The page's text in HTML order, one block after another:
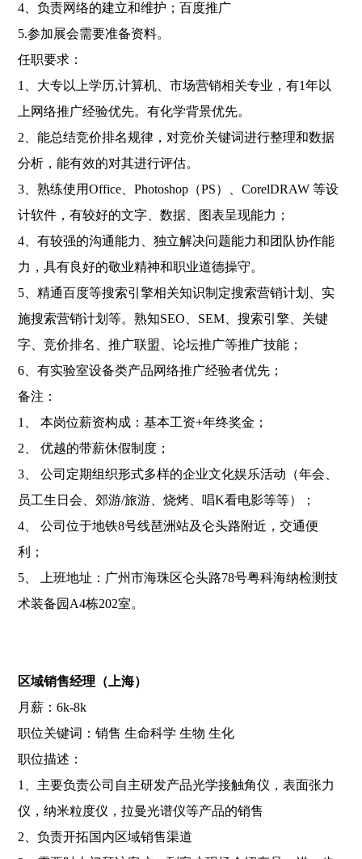
4、负责网络的建立和维护；百度推广
5.参加展会需要准备资料。
任职要求：
1、大专以上学历,计算机、市场营销相关专业，有1年以
上网络推广经验优先。有化学背景优先。
2、能总结竞价排名规律，对竞价关键词进行整理和数据
分析，能有效的对其进行评估。
3、熟练使用Office、Photoshop（PS）、CorelDRAW 等设
计软件，有较好的文字、数据、图表呈现能力；
4、有较强的沟通能力、独立解决问题能力和团队协作能
力，具有良好的敬业精神和职业道德操守。
5、精通百度等搜索引擎相关知识制定搜索营销计划、实
施搜索营销计划等。熟知SEO、SEM、搜索引擎、关键
字、竞价排名、推广联盟、论坛推广等推广技能；
6、有实验室设备类产品网络推广经验者优先；
备注：
1、 本岗位薪资构成：基本工资+年终奖金；
2、 优越的带薪休假制度；
3、 公司定期组织形式多样的企业文化娱乐活动（年会、
员工生日会、郊游/旅游、烧烤、唱K看电影等等）；
4、 公司位于地铁8号线琶洲站及仑头路附近，交通便
利；
5、 上班地址：广州市海珠区仑头路78号粤科海纳检测技
术装备园A4栋202室。
区域销售经理（上海）
月薪：6k-8k
职位关键词：销售 生命科学 生物 生化
职位描述：
1、主要负责公司自主研发产品光学接触角仪，表面张力
仪，纳米粒度仪，拉曼光谱仪等产品的销售
2、负责开拓国内区域销售渠道